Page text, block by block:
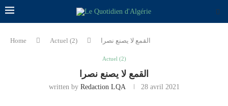
Home Actuel (2) القمع لا يصنع نصرا
Actuel (2)
القمع لا يصنع نصرا
written by Redaction LQA 28 avril 2021